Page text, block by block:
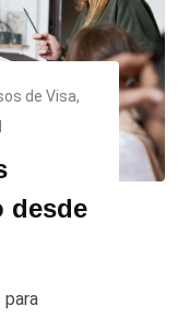
de Visa,
desde